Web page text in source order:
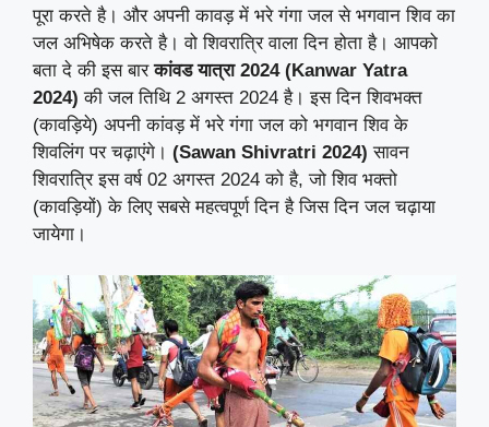
पूरा करते है। और अपनी कावड़ में भरे गंगा जल से भगवान शिव का
जल अभिषेक करते है। वो शिवरात्रि वाला दिन होता है। आपको
बता दे की इस बारकांवड यात्रा 2024 (Kanwar Yatra
2024)की जल तिथि 2 अगस्त 2024 है। इस दिन शिवभक्त
(कावड़िये) अपनी कांवड़ में भरे गंगा जल को भगवान शिव के
शिवलिंग पर चढ़ाएंगे। (Sawan Shivratri 2024) सावन
शिवरात्रि इस वर्ष 02 अगस्त 2024 को है, जो शिव भक्तो
(कावड़ियों) के लिए सबसे महत्वपूर्ण दिन है जिस दिन जल चढ़ाया
जायेगा।